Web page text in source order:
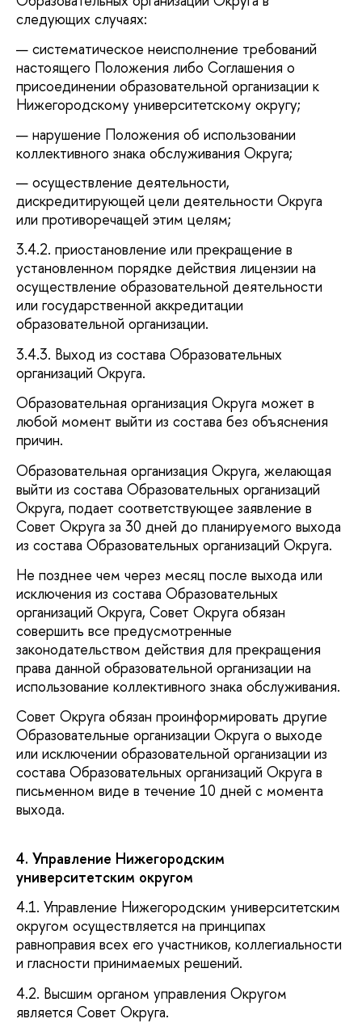
следующих случаях:
систематическое неисполнение требований
настоящего Положения либо Соглашения о
присоединении образовательной организации к
Нижегородскому университетскому округу;
нарушение Положения об использовании
коллективного знака обслуживания Округа;
осуществление деятельности,
дискредитирующей цели деятельности Округа
или противоречащей этим целям;
3.4.2. приостановление или прекращение в
установленном порядке действия лицензии на
осуществление образовательной деятельности
или государственной аккредитации
образовательной организации.
3.4.3. Выход из состава Образовательных
организаций Округа.
Образовательная организация Округа может в
любой момент выйти из состава без объяснения
причин.
Образовательная организация Округа, желающая
выйти из состава Образовательных организаций
Округа, подает соответствующее заявление в
Совет Округа за 30 дней до планируемого выхода
из состава Образовательных организаций Округа.
Не позднее чем через месяц после выхода или
исключения из состава Образовательных
организаций Округа, Совет Округа обязан
совершить все предусмотренные
законодательством действия для прекращения
права данной образовательной организации на
использование коллективного знака обслуживания.
Совет Округа обязан проинформировать другие
Образовательные организации Округа о выходе
или исключении образовательной организации из
состава Образовательных организаций Округа в
письменном виде в течение 10 дней с момента
выхода.
4. Управление Нижегородским
университетским округом
4.1. Управление Нижегородским университетским
округом осуществляется на принципах
равноправия всех его участников, коллегиальности
и гласности принимаемых решений.
4.2. Высшим органом управления Округом
является Совет Округа.